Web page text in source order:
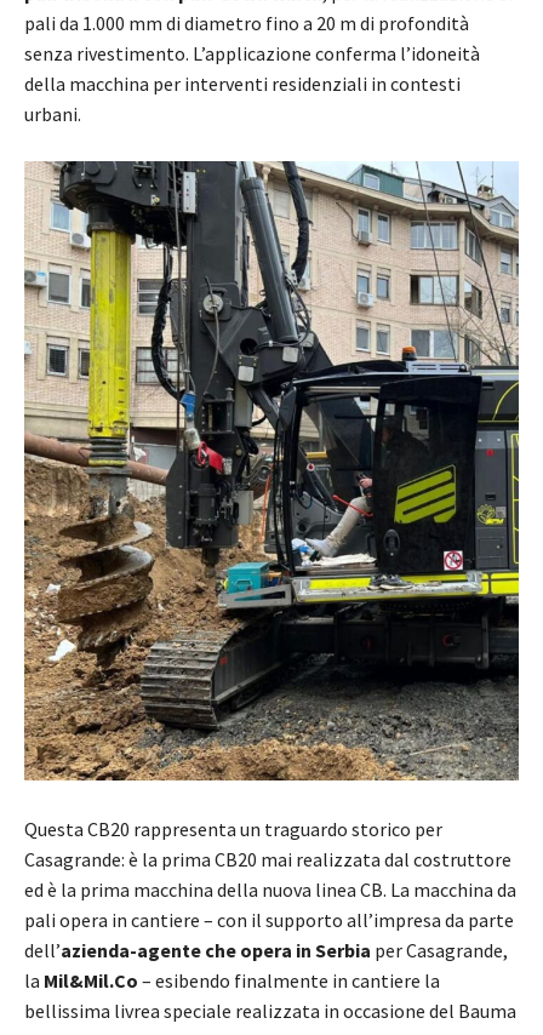
pali da 1.000 mm di diametro fino a 20 m di profondità
senza rivestimento. L’applicazione conferma l’idoneità
della macchina per interventi residenziali in contesti
urbani.
Questa CB20 rappresenta un traguardo storico per
Casagrande: è la prima CB20 mai realizzata dal costruttore
ed è la prima macchina della nuova linea CB. La macchina da
pali opera in cantiere – con il supporto all’impresa da parte
dell’azienda-agente che opera in Serbia per Casagrande,
la Mil&Mil.Co – esibendo finalmente in cantiere la
bellissima livrea speciale realizzata in occasione del Bauma